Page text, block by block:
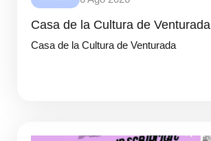
Casa de la Cultura de Venturada
Casa de la Cultura de Venturada